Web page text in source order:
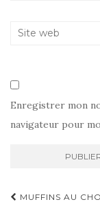
Enregistrer mon
navigateur pour
MUFFINS AU